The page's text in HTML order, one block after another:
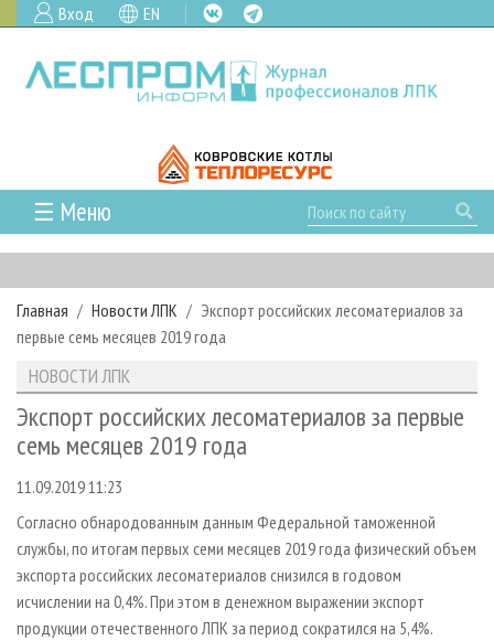
Вход EN
☰ Меню
ГЛАВНАЯ
РУБРИКИ И ТЕМЫ
РУБРИКИ ЖУРНАЛА
ЛЕСОЗАГОТОВКА
ЛЕСОПИЛЕНИЕ
ПРОИЗВОДСТВО ДРЕВЕСНЫХ ПЛИТ
ДЕРЕВЯННОЕ ДОМОСТРОЕНИЕ
ПРОИЗВОДСТВО МЕБЕЛИ
НОВОСТИ
НОВОСТИ ЛПК
НОВОСТИ ЖУРНАЛА
ПРОЕКТЫ ЛПИ
АНАЛИТИКА
ПРЕДПРИЯТИЯ ЛПК
ПЕРСОНЫ
МОБИЛЬНЫЕ ВЫСТАВКИ
ОФИЦИАЛЬНЫЕ ДЕЛЕГАЦИИ
ПРИОРИТЕТНЫЕ ИНВЕСТПРОЕКТЫ
АРХИВ ЖУРНАЛОВ
О ЖУРНАЛЕ
ПОДПИСКА
КОНТАКТЫ
РЕКЛАМОДАТЕЛЯМ
РЕКЛАМА
РЕКЛАМА НА САЙТЕ
Главная Новости ЛПК
Экспорт российских лесоматериалов за
первые семь месяцев 2019 года
НОВОСТИ ЛПК
Экспорт российских лесоматериалов за первые
семь месяцев 2019 года
11.09.2019 11:23
Согласно обнародованным данным Федеральной таможенной
службы, по итогам первых семи месяцев 2019 года физический объем
экспорта российских лесоматериалов снизился в годовом
исчислении на 0,4%. При этом в денежном выражении экспорт
продукции отечественного ЛПК за период сократился на 5,4%.